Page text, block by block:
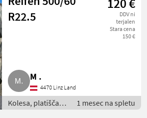
Pnevmatika za
priklopnik
R22.5
DDV ni
terjalen
Stara cena
150 €
M .
4470 Linz Land
Kolesa, platišča in
pnevmatike /
1 mesec na spletu